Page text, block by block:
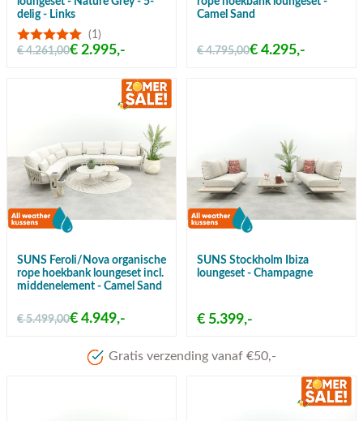
delig - Links
(1)
€ 4.261,00€ 2.995,-
Camel Sand
€ 4.795,00€ 4.295,-
SUNS Feroli/Nova organische
rope hoekbank loungeset incl.
middenelement - Camel Sand
€ 5.499,00€ 4.949,-
SUNS Stockholm Ibiza
loungeset - Champagne
€ 5.399,-
Meer dan 80 jaar ervaring